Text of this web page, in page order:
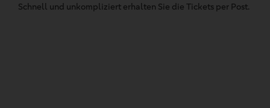
Schnell und unkompliziert erhalten Sie die Tickets per Post.